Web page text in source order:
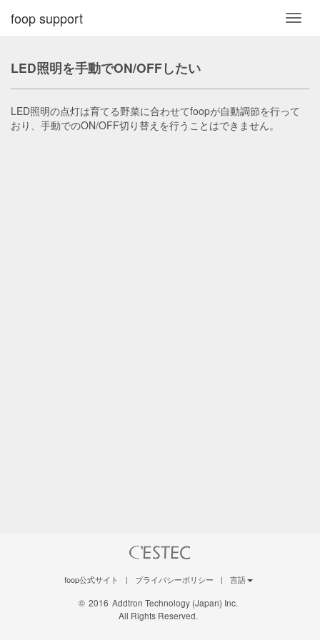
foop support
LED照明を手動でON/OFFしたい
LED照明の点灯は育てる野菜に合わせてfoopが自動調節を行って
おり、手動でのON/OFF切り替えを行うことはできません。
foop公式サイト | プライバシーポリシー | 言語
© 2016 Addtron Technology (Japan) Inc.
All Rights Reserved.